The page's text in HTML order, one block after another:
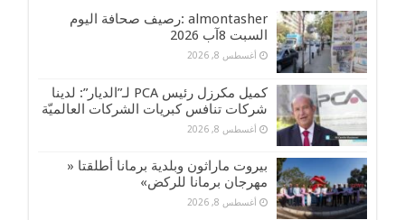
almontasher :رصيف صحافة اليوم
السبت 8آب 2026
أغسطس 8, 2026
كميل مكرزل رئيس PCA لـ”الديار”: لدينا
شركات تنافس كبريات الشركات العالميّة
أغسطس 8, 2026
بيروت ماراثون وبلدية برمانا أطلقتا «
مهرجان برمانا للركض»
أغسطس 8, 2026